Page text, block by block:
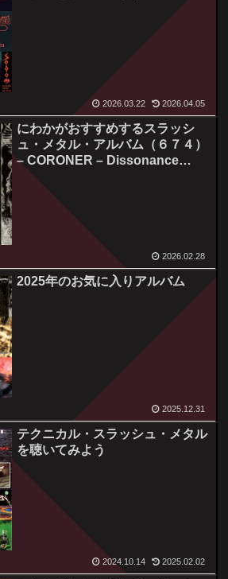
2026.03.22 2026.04.05
にわかがおすすめするスラッシ
ュ・メタル・アルバム（６７４）
– CORONER – Dissonance
Theory
2026.02.28
2025年のお気に入りアルバム
2025.12.31
テクニカル・スラッシュ・メタル
を聴いてみよう
2024.10.14 2025.02.02